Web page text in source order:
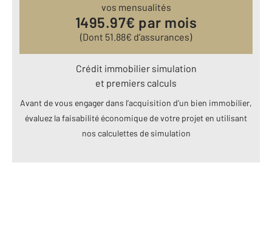
vos mensualités
1495.97€ par mois
(Dont 51.88€ d’assurances)
Crédit immobilier simulation
et premiers calculs
Avant de vous engager dans l’acquisition d’un bien immobilier,
évaluez la faisabilité économique de votre projet en utilisant
nos calculettes de simulation